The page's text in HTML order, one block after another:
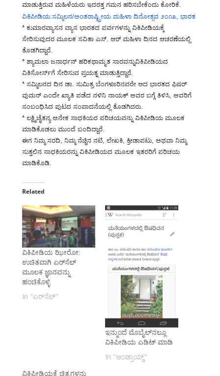
ಮಾಡುತ್ತಿರುವ ಮಹಿಳೆಯರು ಇದರತ್ತ ಗಮನ ಹರಿಸಬೇಕೆಂದು ಕೋರಿಕೆ.
ವಿಕಿಪೀಡಿಯ:ಸಮ್ಮಿಲನ/ಅಂತರಾಷ್ಟ್ರೀಯ ಮಹಿಳಾ ದಿನೋತ್ಸವ ೨೦೧೩, ಭಾರತ
* ಕುಮಾರವ್ಯಾಸನ ವ್ಯಾಸ ಭಾರತದ ಪರ್ವಗಳನ್ನು ವಿಕಿಪೀಡಿಯಕ್ಕೆ
ಸೇರಿಸುವುದರ ಮೂಲಕ ಸವಿತಾ ಎಸ್. ಆರ್ ಮಹಿಳಾ ದಿನದ ಆಚರಣೆಯಲ್ಲಿ
ತೊಡಗಿದ್ದಾರೆ.
* ಶ್ಯಾಮಲಾ ಜನಾರ್ಧನ್ ಹರಿಕಥಾಮೃತ ಸಾರವನ್ನುವಿಕಿಪೀಡಿಯದ
ವಿಕಿಸೋರ್ಸ್‌ಗೆ ಸೇರಿಸುವ ಪ್ರಯತ್ನ ಮಾಡುತ್ತಿದ್ದಾರೆ.
* ಸಮ್ಮಿಲನದ ದಿನ ಡಾ. ಸುಮಿತ್ರ ಬೆಂಗಳೂರಿನವರೇ ಆದ ಭಾರತದ ಫಿಷರ್
ವುಮನ್ ಎಂದೇ ಖ್ಯಾತಿ ಪಡೆದ ನಳಿನಿ ನಾಯಕ್ ಅವರ ಬಗ್ಗೆ ತಿಳಿಸಿ, ಅವರಿಗೆ
ಸಂಬಂಧಿಸಿದ ಪುಟದ ಸಂಪಾದನೆಯಲ್ಲಿ ತೊಡಗಿದರು.
* ಲಕ್ಷ್ಮಿಚೈತನ್ಯ ಅನೇಕ ಸಾಧಕಿಯರ ಪರಿಚಯವನ್ನು ವಿಕಿಪೀಡಿಯ ಮೂಲಕ
ಮಾಡಿಕೊಡಲು ಮುಂದೆ ಬಂದಿದ್ದಾರೆ.
ಈಗ ನಿಮ್ಮ ಸರದಿ, ನಿಮ್ಮ ನೆಚ್ಚಿನ ನಟಿ, ಲೇಖಕಿ, ಕ್ರೀಡಾಪಟು, ಅಥವಾ ನಿಮ್ಮ
ಸುತ್ತಲಿನ ಸಾಧಕಿಯರನ್ನು ವಿಕಿಪೀಡಿಯದ ಮೂಲಕ ಇತರರಿಗೆ ಪರಿಚಯ
ಮಾಡಿಕೊಡಿ.
Related
ವಿಕಿಪೀಡಿಯ ಝೀರೋ:
ಉಚಿತವಾಗಿ ಏರ್‌ಸೆಲ್
ಮೂಲಕ ಜ್ಞಾನವನ್ನು
ಹಂಚಿಕೊಳ್ಳಿ
In "ಏರ್‌ಸೆಲ್"
ಇನ್ಮುಂದೆ ಮೊಬೈಲ್‌ನಲ್ಲೂ
ವಿಕಿಪೀಡಿಯ ಎಡಿಟ್ ಮಾಡಿ
In "ಆಂಡ್ರಾಯ್ಡ್"
ವಿಕಿಪೀಡಿಯಕ್ಕೆ ಚಿತ್ರಗಳನ್ನು